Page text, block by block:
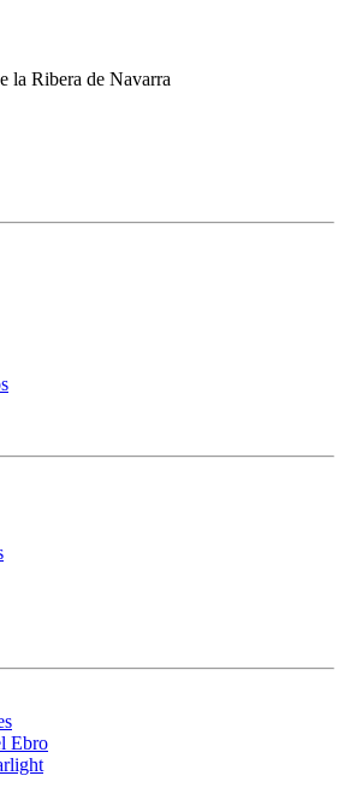
la Ribera de Navarra
Ebro